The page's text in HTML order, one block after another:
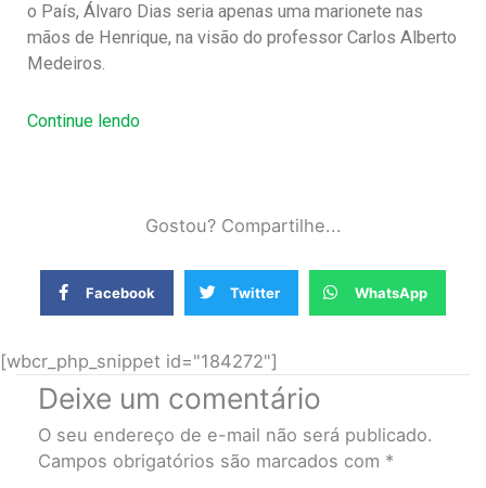
o País, Álvaro Dias seria apenas uma marionete nas
mãos de Henrique, na visão do professor Carlos Alberto
Medeiros.
Continue lendo
Gostou? Compartilhe...
Facebook Twitter WhatsApp
[wbcr_php_snippet id="184272"]
Deixe um comentário
O seu endereço de e-mail não será publicado.
Campos obrigatórios são marcados com *